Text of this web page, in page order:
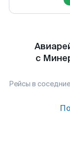
с
Рейсы в